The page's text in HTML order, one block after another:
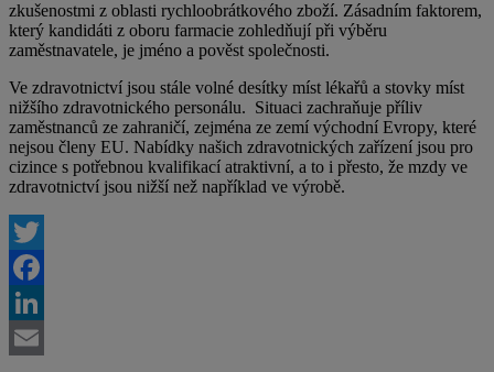
zkušenostmi z oblasti rychloobrátkového zboží. Zásadním faktorem,
který kandidáti z oboru farmacie zohledňují při výběru
zaměstnavatele, je jméno a pověst společnosti.
Ve zdravotnictví jsou stále volné desítky míst lékařů a stovky míst
nižšího zdravotnického personálu. Situaci zachraňuje příliv
zaměstnanců ze zahraničí, zejména ze zemí východní Evropy, které
nejsou členy EU. Nabídky našich zdravotnických zařízení jsou pro
cizince s potřebnou kvalifikací atraktivní, a to i přesto, že mzdy ve
zdravotnictví jsou nižší než například ve výrobě.
Twitter
Facebook
LinkedIn